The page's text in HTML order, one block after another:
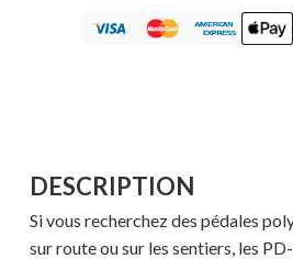
DESCRIPTION
Si vous recherchez des pédales
sur route ou sur les sentiers, les